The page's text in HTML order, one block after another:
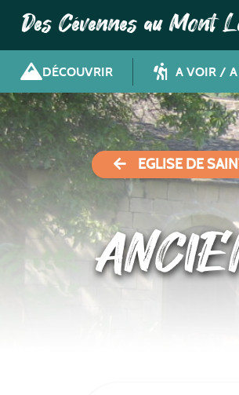
Des Cévennes au Mont
DÉCOUVRIR A VOIR / A
EGLISE DE